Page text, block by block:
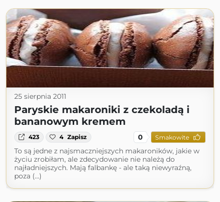
25 sierpnia 2011
Paryskie makaroniki z czekoladą i
bananowym kremem
423 4 Zapisz 0 Smakowite
To są jedne z najsmaczniejszych makaroników, jakie w
życiu zrobiłam, ale zdecydowanie nie należą do
najładniejszych. Mają falbankę - ale taką niewyraźną,
poza (...)